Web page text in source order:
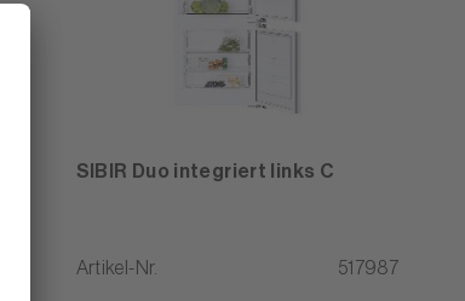
SIBIR Duo integriert links C
Artikel-Nr. 517987